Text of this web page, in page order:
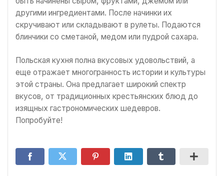
другими ингредиентами. После начинки их
скручивают или складывают в рулеты. Подаются
блинчики со сметаной, медом или пудрой сахара.
Польская кухня полна вкусовых удовольствий, а
еще отражает многогранность истории и культуры
этой страны. Она предлагает широкий спектр
вкусов, от традиционных крестьянских блюд до
изящных гастрономических шедевров.
Попробуйте!